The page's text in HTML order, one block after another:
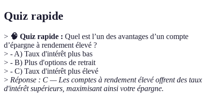
Quiz rapide
> 🧠 Quiz rapide : Quel est l’un des avantages d’un compte
d’épargne à rendement élevé ?
> - A) Taux d'intérêt plus bas
> - B) Plus d'options de retrait
> - C) Taux d'intérêt plus élevé
> Réponse : C — Les comptes à rendement élevé offrent des taux
d'intérêt supérieurs, maximisant ainsi votre épargne.